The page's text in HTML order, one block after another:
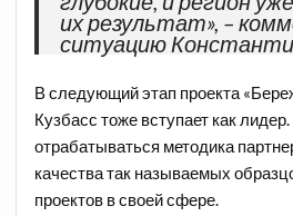
их результат», –
ситуацию
В следующий этап проекта
Кузбасс тоже вступает как
отрабатываться методика
качества так называемых
проектов в своей сфере.